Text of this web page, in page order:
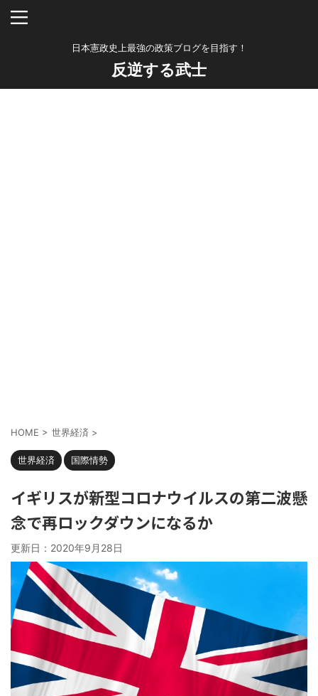
日本憲政史上最強の政策ブログを目指す！
反逆する武士
HOME > 世界経済 >
世界経済 国際情勢
イギリスが新型コロナウイルスの第二波懸
念で再ロックダウンになるか
更新日： 2020年9月28日